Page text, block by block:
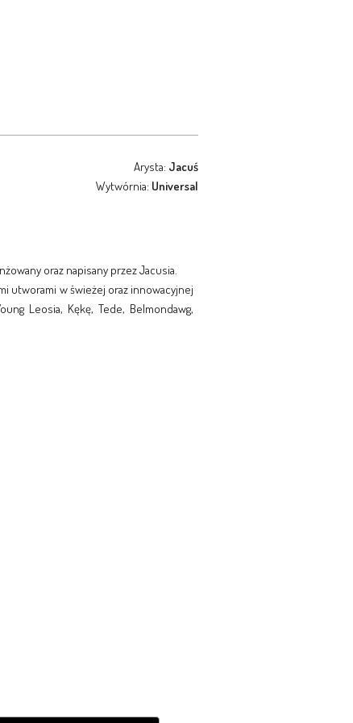
Arysta: Jacuś
Wytwórnia: Universal
oraz napisany przez Jacusia.
utworami w świeżej oraz innowacyjnej
Leosia, Kękę, Tede, Belmondawg,